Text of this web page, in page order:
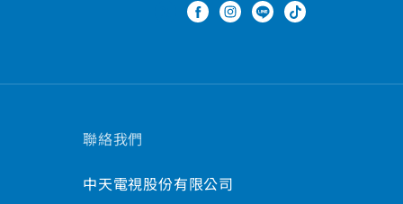
聯絡我們
中天電視股份有限公司